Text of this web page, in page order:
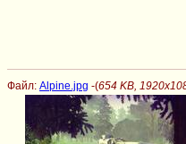
Файл: Alpine.jpg -(654 KB,